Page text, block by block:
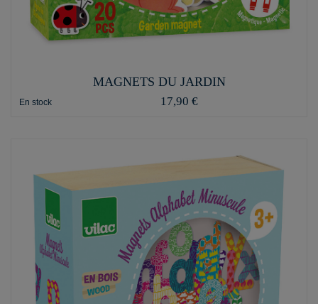
MAGNETS DU JARDIN
En stock 17,90 €